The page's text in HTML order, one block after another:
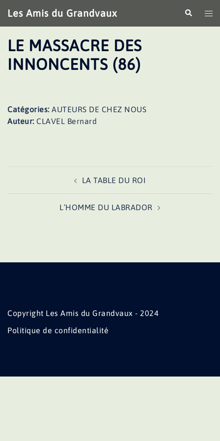
au
contenu
Les Amis du Grandvaux
le
LE MASSACRE DES
INNONCENTS (86)
Catégories: AUTEURS DE CHEZ NOUS
Auteur: CLAVEL Bernard
LA TABLE DU ROI
L’HOMME DU LABRADOR
Copyright Les Amis du Grandvaux - 2024
Politique de confidentialité